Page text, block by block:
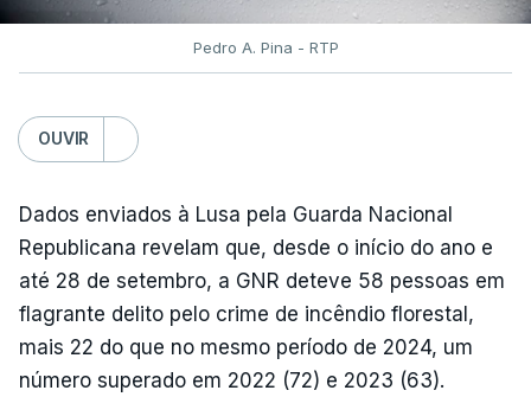
Pedro A. Pina - RTP
OUVIR
Dados enviados à Lusa pela Guarda Nacional
Republicana revelam que, desde o início do ano e
até 28 de setembro, a GNR deteve 58 pessoas em
flagrante delito pelo crime de incêndio florestal,
mais 22 do que no mesmo período de 2024, um
número superado em 2022 (72) e 2023 (63).